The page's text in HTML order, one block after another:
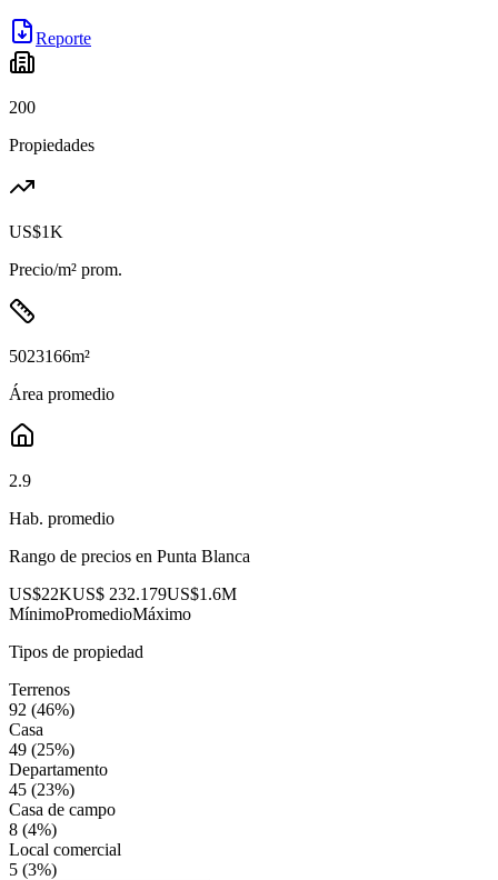
Reporte
200
Propiedades
US$1K
Precio/m² prom.
5023166m²
Área promedio
2.9
Hab. promedio
Rango de precios en Punta Blanca
US$22KUS$ 232.179US$1.6M
MínimoPromedioMáximo
Tipos de propiedad
Terrenos
92 (46%)
Casa
49 (25%)
Departamento
45 (23%)
Casa de campo
8 (4%)
Local comercial
5 (3%)